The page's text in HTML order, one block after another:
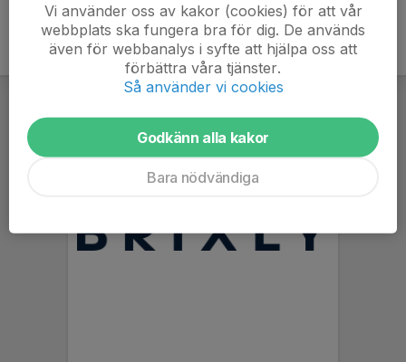
Vi använder oss av kakor (cookies) för att vår
webbplats ska fungera bra för dig. De används
även för webbanalys i syfte att hjälpa oss att
förbättra våra tjänster.
Så använder vi cookies
Godkänn alla kakor
Bara nödvändiga